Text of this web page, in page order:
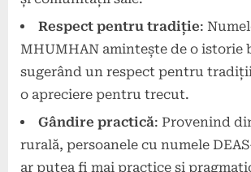
Respect pentru tradiție:
MHUMHAN amintește de o istorie
sugerând un respect pentru
o apreciere pentru trecut.
Gândire practică: Provenind
rurală, persoanele cu numele
ar putea fi mai practice și